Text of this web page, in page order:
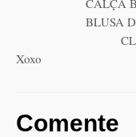
CALÇA
BLUSA
Xoxo
Comente